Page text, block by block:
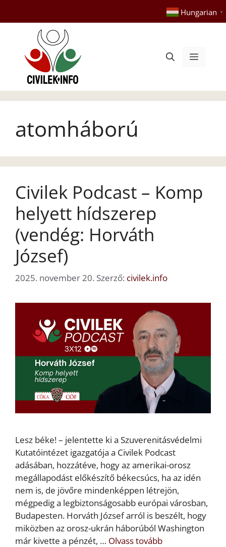
tartalomba
Hungarian ▼
Menü
atomháború
Civilek Podcast – Komp
helyett hídszerep
(vendég: Horváth
József)
2025. november 20. Szerző: civilek.info
Lesz béke! – jelentette ki a Szuverenitásvédelmi
Kutatóintézet igazgatója a Civilek Podcast
adásában, hozzátéve, hogy az amerikai-orosz
megállapodást előkészítő békecsúcs, ha az idén
nem is, de jövőre mindenképpen létrejön,
mégpedig a legbiztonságosabb európai városban,
Budapesten. Horváth József arról is beszélt, hogy
miközben az orosz-ukrán háborúból Washington
már kivette a pénzét, … Olvass tovább